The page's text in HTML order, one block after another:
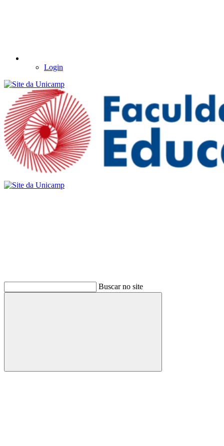
Login
Buscar no site
Buscar